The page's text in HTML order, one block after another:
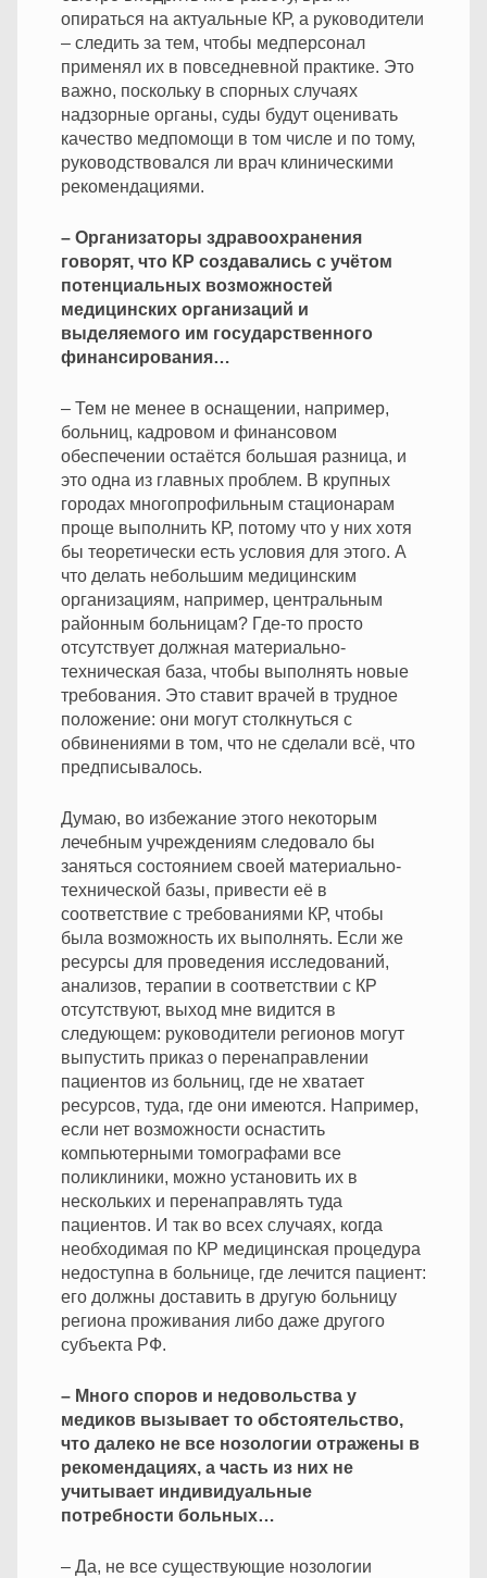
опираться на актуальные КР, а руководители
– следить за тем, чтобы медперсонал
применял их в повседневной практике. Это
важно, поскольку в спорных случаях
надзорные органы, суды будут оценивать
качество медпомощи в том числе и по тому,
руководствовался ли врач клиническими
рекомендациями.
– Организаторы здравоохранения
говорят, что КР создавались с учётом
потенциальных возможностей
медицинских организаций и
выделяемого им государственного
финансирования…
– Тем не менее в оснащении, например,
больниц, кадровом и финансовом
обеспечении остаётся большая разница, и
это одна из главных проблем. В крупных
городах многопрофильным стационарам
проще выполнить КР, потому что у них хотя
бы теоретически есть условия для этого. А
что делать небольшим медицинским
организациям, например, центральным
районным больницам? Где-то просто
отсутствует должная материально-
техническая база, чтобы выполнять новые
требования. Это ставит врачей в трудное
положение: они могут столкнуться с
обвинениями в том, что не сделали всё, что
предписывалось.
Думаю, во избежание этого некоторым
лечебным учреждениям следовало бы
заняться состоянием своей материально-
технической базы, привести её в
соответствие с требованиями КР, чтобы
была возможность их выполнять. Если же
ресурсы для проведения исследований,
анализов, терапии в соответствии с КР
отсутствуют, выход мне видится в
следующем: руководители регионов могут
выпустить приказ о перенаправлении
пациентов из больниц, где не хватает
ресурсов, туда, где они имеются. Например,
если нет возможности оснастить
компьютерными томографами все
поликлиники, можно установить их в
нескольких и перенаправлять туда
пациентов. И так во всех случаях, когда
необходимая по КР медицинская процедура
недоступна в больнице, где лечится пациент:
его должны доставить в другую больницу
региона проживания либо даже другого
субъекта РФ.
– Много споров и недовольства у
медиков вызывает то обстоятельство,
что далеко не все нозологии отражены в
рекомендациях, а часть из них не
учитывает индивидуальные
потребности больных…
– Да, не все существующие нозологии